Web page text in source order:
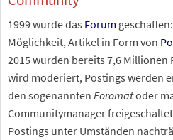
1999 wurde das Forum
Möglichkeit, Artikel in Form von
2015 wurden bereits 7,6 Millionen
wird moderiert, Postings werden
den sogenannten Foromatoder
Communitymanager
Postings unter Umständen